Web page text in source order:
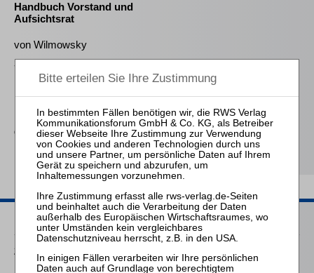
Handbuch Vorstand und
Aufsichtsrat
von Wilmowsky
Schneeballsysteme der
Kapitalanlage
Der selbstständig tätige
Globalzedent in der
Insolvenz
Passende Seminare
25.08.2026
Praktiker-Webinar Vom Listenplatz zur Zulassung – Das neue